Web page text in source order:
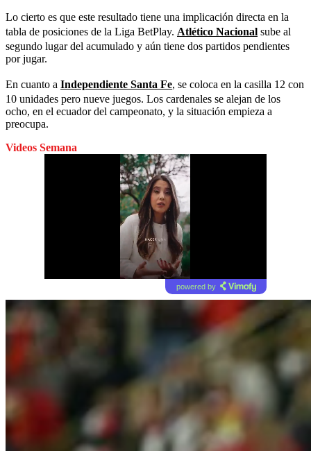
Lo cierto es que este resultado tiene una implicación directa en la
tabla de posiciones de la Liga BetPlay. Atlético Nacional sube al
segundo lugar del acumulado y aún tiene dos partidos pendientes
por jugar.
En cuanto a Independiente Santa Fe, se coloca en la casilla 12 con
10 unidades pero nueve juegos. Los cardenales se alejan de los
ocho, en el ecuador del campeonato, y la situación empieza a
preocupa.
Videos Semana
powered by